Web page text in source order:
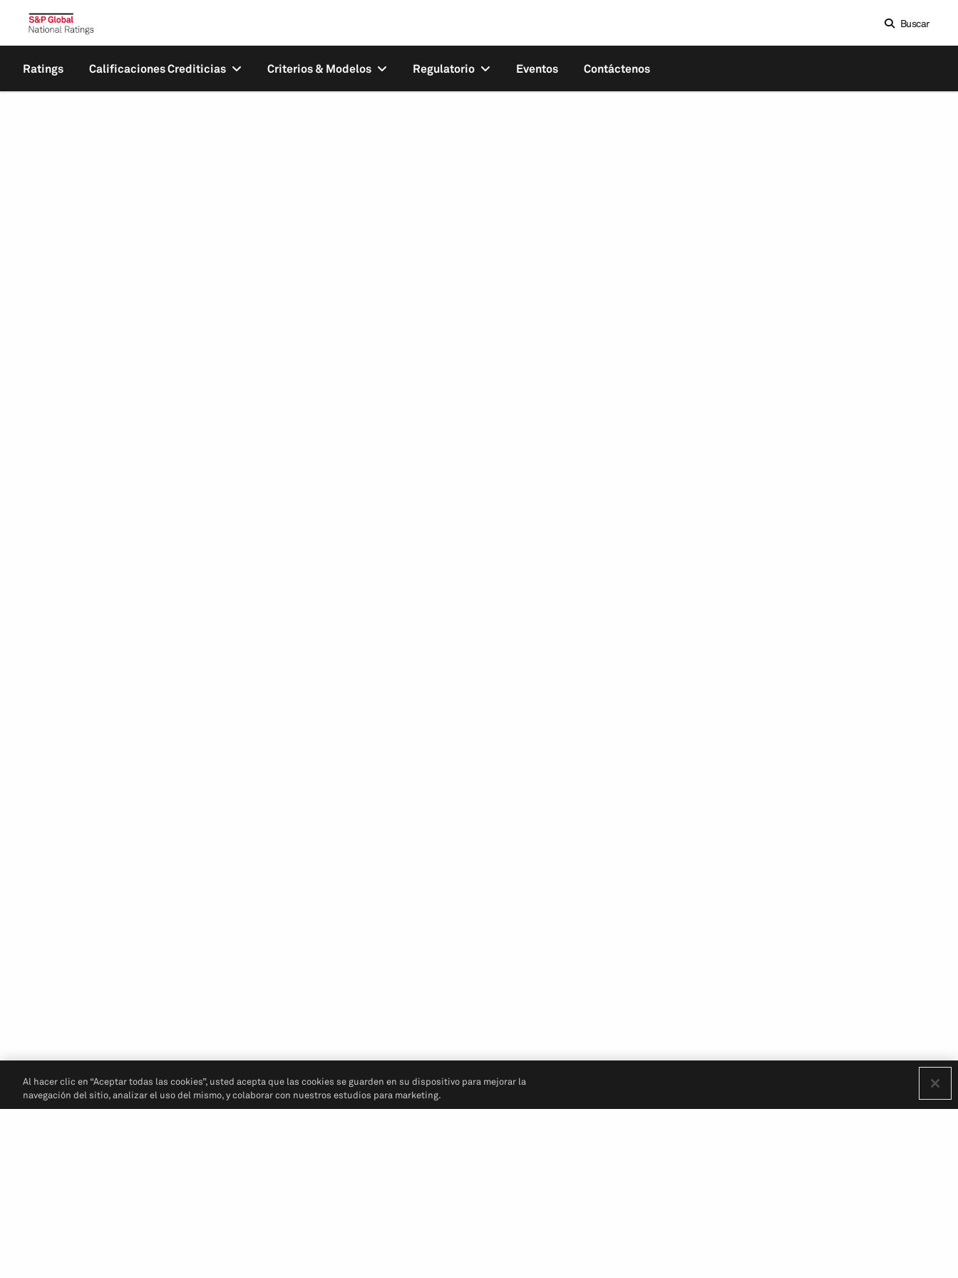
Buscar
Ratings Calificaciones Crediticias Criterios & Modelos Regulatorio Eventos Contáctenos
Al hacer clic en “Aceptar todas las cookies”, usted acepta que las cookies se guarden en su dispositivo para mejorar la
navegación del sitio, analizar el uso del mismo, y colaborar con nuestros estudios para marketing.